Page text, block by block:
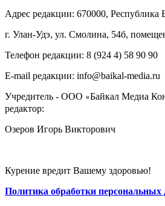
Адрес редакции: 670000, Республика
г. Улан-Удэ, ул. Смолина, 54б,
Телефон редакции: ‎‎8 (924 4) 58 90 90
E-mail редакции: info@baikal-media.ru
Учредитель - ООО «Байкал Медиа
редактор:
Озеров Игорь Викторович
Курение вредит Вашему здоровью!
Политика обработки